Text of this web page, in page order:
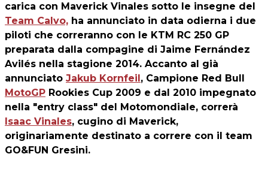
carica con Maverick Vinales sotto le insegne del
Team Calvo, ha annunciato in data odierna i due
piloti che correranno con le KTM RC 250 GP
preparata dalla compagine di Jaime Fernández
Avilés nella stagione 2014. Accanto al già
annunciato Jakub Kornfeil , Campione Red Bull
MotoGP Rookies Cup 2009 e dal 2010 impegnato
nella "entry class" del Motomondiale, correrà
Isaac Vinales, cugino di Maverick,
originariamente destinato a correre con il team
GO&FUN Gresini.